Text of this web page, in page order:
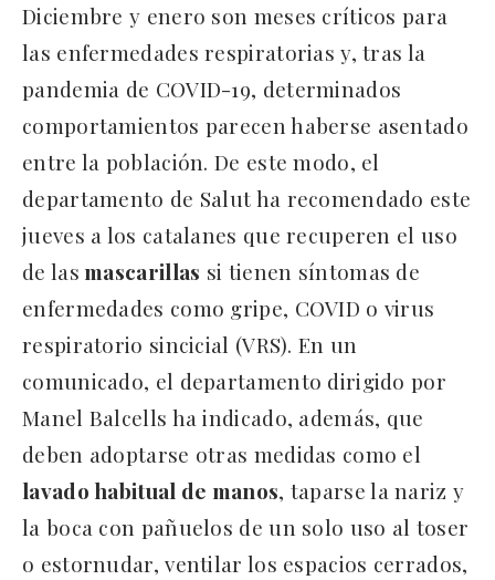
Diciembre y enero son meses críticos para
las enfermedades respiratorias y, tras la
pandemia de COVID-19, determinados
comportamientos parecen haberse asentado
entre la población. De este modo, el
departamento de Salut ha recomendado este
jueves a los catalanes que recuperen el uso
de las mascarillas si tienen síntomas de
enfermedades como gripe, COVID o virus
respiratorio sincicial (VRS). En un
comunicado, el departamento dirigido por
Manel Balcells ha indicado, además, que
deben adoptarse otras medidas como el
lavado habitual de manos, taparse la nariz y
la boca con pañuelos de un solo uso al toser
o estornudar, ventilar los espacios cerrados,